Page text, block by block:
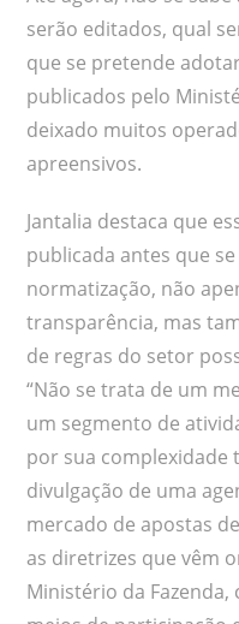
serão editados, qual
que se pretende
publicados pelo
deixado muitos
apreensivos.
Jantalia destaca que
publicada antes que
normatização, não
transparência, mas
de regras do setor
“Não se trata de um
um segmento de
por sua complexidade
divulgação de uma
mercado de apostas
as diretrizes que vêm
Ministério da